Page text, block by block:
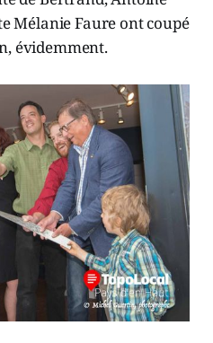
Mélanie Faure ont coupé
évidemment.